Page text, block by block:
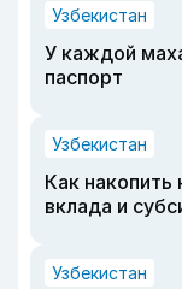
Узбекистан
У каждой
паспорт
Узбекистан
Как
вклада и
Узбекистан